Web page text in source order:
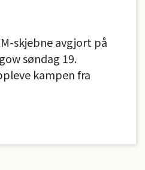
skjebne avgjort på
søndag 19.
kampen fra